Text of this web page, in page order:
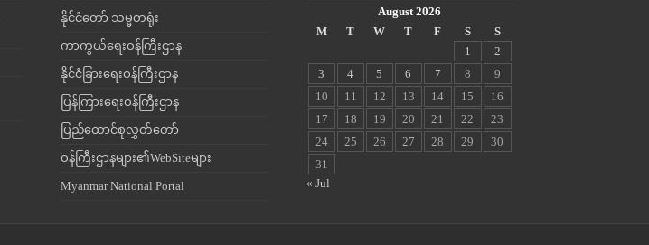
နိုင်ငံတော် သမ္မတရုံး
ကာကွယ်ရေးဝန်ကြီးဌာန
နိုင်ငံခြားရေးဝန်ကြီးဌာန
ပြန်ကြားရေးဝန်ကြီးဌာန
ပြည်ထောင်စုလွှတ်တော်
ဝန်ကြီးဌာနများ၏WebSiteများ
Myanmar National Portal
August 2026
M
T W T F S
S
1
2
3
4 5 6 7 8
9
10
11 12 13 14 15
16
17
18 19 20 21 22
23
24
25 26 27 28 29
30
31
« Jul